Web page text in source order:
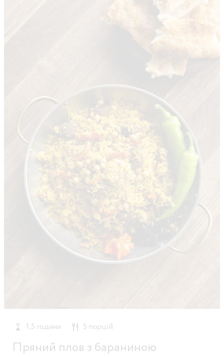
1,5 години 5 порцій
Пряний плов з бараниною